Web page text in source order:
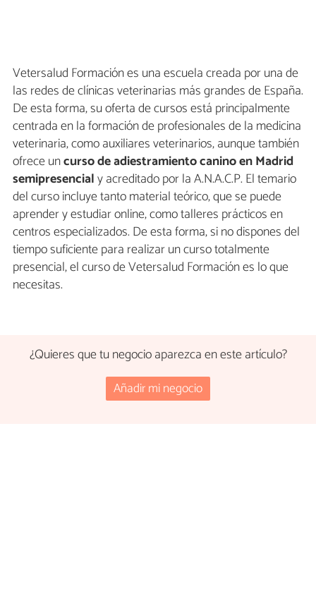
Vetersalud Formación es una escuela creada por una de
las redes de clínicas veterinarias más grandes de España.
De esta forma, su oferta de cursos está principalmente
centrada en la formación de profesionales de la medicina
veterinaria, como auxiliares veterinarios, aunque también
ofrece uncurso de adiestramiento canino en Madrid
semipresencialy acreditado por la A.N.A.C.P. El temario
del curso incluye tanto material teórico, que se puede
aprender y estudiar online, como talleres prácticos en
centros especializados. De esta forma, si no dispones del
tiempo suficiente para realizar un curso totalmente
presencial, el curso de Vetersalud Formación es lo que
necesitas.
¿Quieres que tu negocio aparezca en este artículo?
Añadir mi negocio